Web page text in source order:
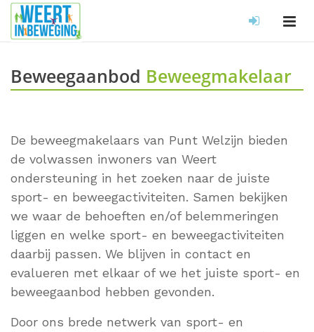
Beweegaanbod Beweegmakelaar
De beweegmakelaars van Punt Welzijn bieden
de volwassen inwoners van Weert
ondersteuning in het zoeken naar de juiste
sport- en beweegactiviteiten. Samen bekijken
we waar de behoeften en/of belemmeringen
liggen en welke sport- en beweegactiviteiten
daarbij passen. We blijven in contact en
evalueren met elkaar of we het juiste sport- en
beweegaanbod hebben gevonden.
Door ons brede netwerk van sport- en